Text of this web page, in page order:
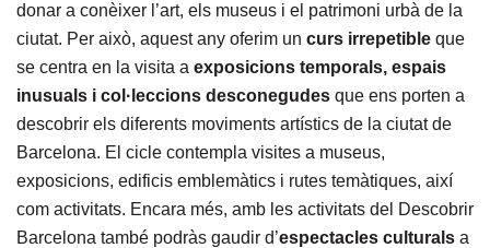
donar a conèixer l’art, els museus i el patrimoni urbà de la
ciutat. Per això, aquest any oferim un curs irrepetible que
se centra en la visita a exposicions temporals, espais
inusuals i col·leccions desconegudes que ens porten a
descobrir els diferents moviments artístics de la ciutat de
Barcelona. El cicle contempla visites a museus,
exposicions, edificis emblemàtics i rutes temàtiques, així
com activitats. Encara més, amb les activitats del Descobrir
Barcelona també podràs gaudir d’espectacles culturals a